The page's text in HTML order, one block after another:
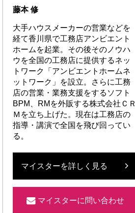
藤本 修
大手ハウスメーカーの営業などを
経て香川県で工務店アンビエント
ホームを起業。その後そのノウハ
ウを全国の工務店に提供するネッ
トワーク「アンビエントホームネ
ットワーク」を設立。さらに工務
店の営業・業務支援をするソフト
BPM、RMを外販する株式会社ＣＲ
Ｍを立ち上げた。現在は工務店の
指導・講演で全国を飛び回ってい
る。
マイスターを詳しく見る
マイスターに問い合わせ